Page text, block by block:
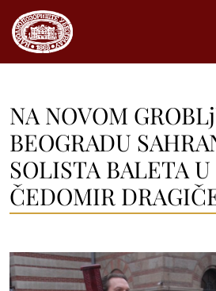
NA NOVOM
BEOGRADU
SOLISTA BALETA
ČEDOMIR